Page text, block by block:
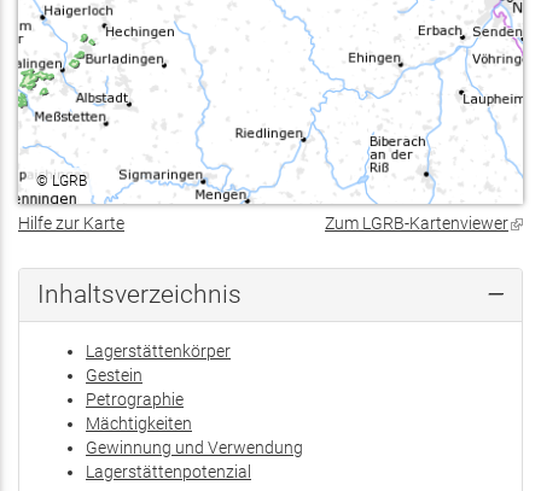
© LGRB
Hilfe zur Karte Zum LGRB-Kartenviewer
Inhaltsverzeichnis
Lagerstättenkörper
Gestein
Petrographie
Mächtigkeiten
Gewinnung und Verwendung
Lagerstättenpotenzial